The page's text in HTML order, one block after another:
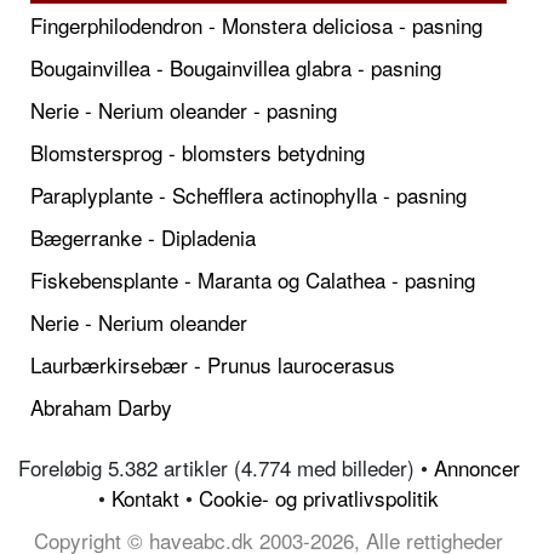
Fingerphilodendron - Monstera deliciosa - pasning
Bougainvillea - Bougainvillea glabra - pasning
Nerie - Nerium oleander - pasning
Blomstersprog - blomsters betydning
Paraplyplante - Schefflera actinophylla - pasning
Bægerranke - Dipladenia
Fiskebensplante - Maranta og Calathea - pasning
Nerie - Nerium oleander
Laurbærkirsebær - Prunus laurocerasus
Abraham Darby
Foreløbig 5.382 artikler (4.774 med billeder) • Annoncer
• Kontakt • Cookie- og privatlivspolitik
Copyright © haveabc.dk 2003-2026, Alle rettigheder